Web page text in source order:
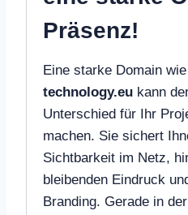
Präsenz!
Eine starke Domain wie
technology.eu kann
Unterschied für Ihr
machen. Sie sichert
Sichtbarkeit im Netz,
bleibenden Eindruck
Branding. Gerade in